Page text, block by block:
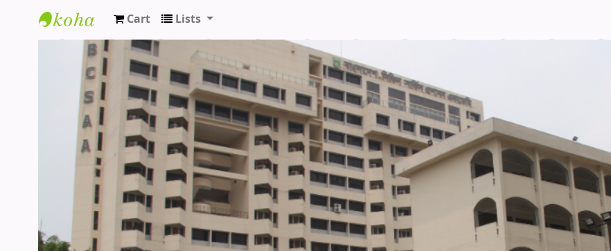
BCS Administration Academy Library
Cart Lists